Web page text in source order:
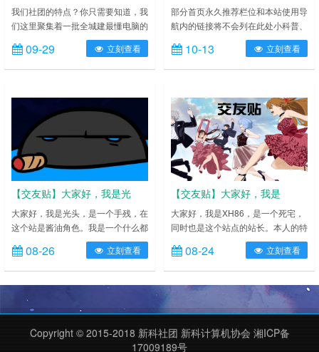
我们社团的特点？你只需要知道，我
们这里聚集着一批全城建最懂电脑的
一批人！不管高中毕业假如何疯狂，
都已经是过去试了，欢迎2018届各
位新生选择湖南城建职业技术学院，
称计算机协会，注册地点新湖校区）
这里是一个同好会一样的存在，兴趣
相投的人聚集在一起。因为电脑与宅
息息相关，所以可能是这样一幅风
景：不管怎么说，虽然大家的水平
参……
09-29 立刻查看
部分首页永久推荐栏位和本站使用导
航内的链接将不会列在此处小科普、
小资源什么的和一些必学网页不会放
在这里，请自行搜索善用本站搜索和
页面搜索（Ctrl+F）功能[player
普如何买到一台适合自己的笔记本电
脑？小白电脑上手科普和维护指南
（包装系统教程）V1.3【独家】笔
记本导购推荐2……
10-13 立刻查看
【交友贴】大家好，我是光
头，是一个手残党。。
大家好，我是光头，是一个手残，在
这个站是酱油角色。我是一个什么都
搬的人。。我是一个即时战略游戏狂
热者，但手残的原因没有一个精通
的。命令与征服系列、帝国系列、魔
兽争霸3、星际争霸系列这4大传统
战略游戏都玩，但酱油很多的。
Timba我不太关注二次元。。无所谓
了。（我居然买了全套neko，我也
是醉了）一个平凡的玩家你们找到
08-26 立刻查看
【交友贴】大家好，我是
XH86，是一个死宅
大家好，我是XH86，是一个死宅，
同时也是这个站点的站长。本人的特
点就是什么都懂一点，但什么都不精
通，唯独视频制作稍微懂的多一点，
但连门外汉都算不上。我是一个
ACGN爱好者，在这个圈子以混迹多
时，阅番大约200多部，最讨厌别人
在我面前说“动漫”这个词。现在喜欢
比较有内涵一些叙事动画和轻松有趣
的搞笑动画，不喜欢纯后宫纯卖萌卖
08-24 立刻查看
Copyright © 2015-2018 新科社团 新科计算机协会 湘ICP备
17009189号